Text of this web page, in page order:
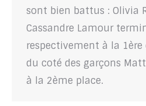
sont bien battus : Olivia
Cassandre Lamour
respectivement à la
du coté des garçons
à la 2ème place.